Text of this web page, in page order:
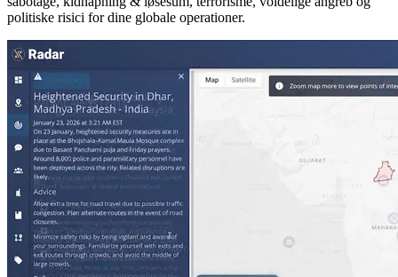
politiske risici for dine globale operationer.